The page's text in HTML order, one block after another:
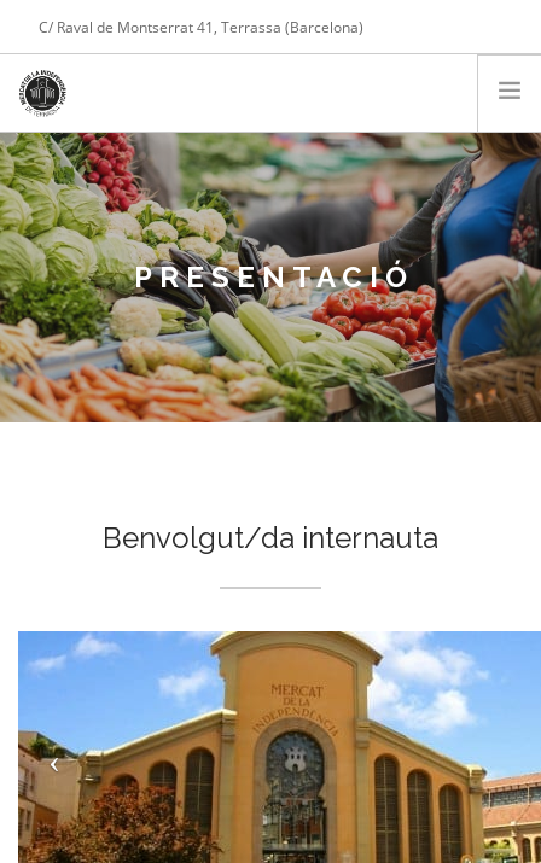
C/ Raval de Montserrat 41, Terrassa (Barcelona)
Tel. 608 975 004
PARADES
PRESENTACIÓ
SERVEIS
NOTÍCIES
CONTACTE
COMPRA ONLINE
CARRET DE LA COMPRA
PRESENTACIÓ
Benvolgut/da internauta